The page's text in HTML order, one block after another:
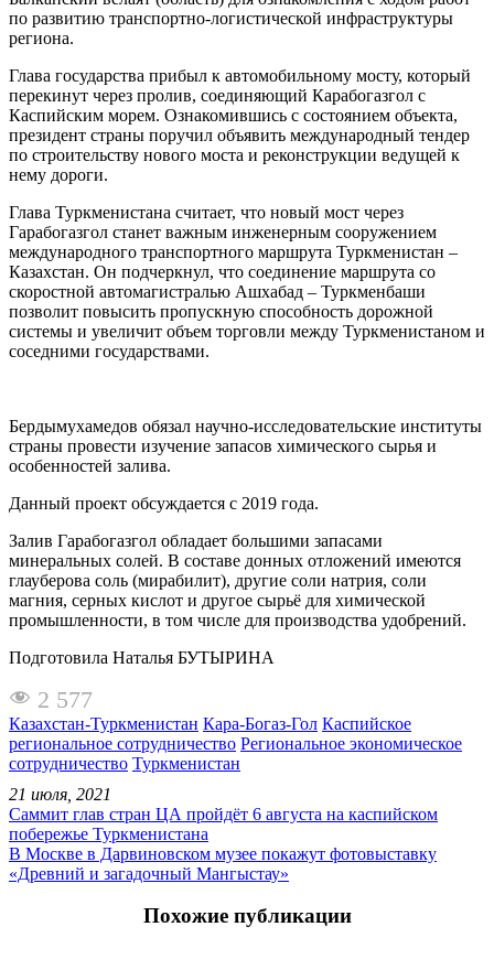
по развитию транспортно-логистической инфраструктуры
региона.
Глава государства прибыл к автомобильному мосту, который
перекинут через пролив, соединяющий Карабогазгол с
Каспийским морем. Ознакомившись с состоянием объекта,
президент страны поручил объявить международный тендер
по строительству нового моста и реконструкции ведущей к
нему дороги.
Глава Туркменистана считает, что новый мост через
Гарабогазгол станет важным инженерным сооружением
международного транспортного маршрута Туркменистан –
Казахстан. Он подчеркнул, что соединение маршрута со
скоростной автомагистралью Ашхабад – Туркменбаши
позволит повысить пропускную способность дорожной
системы и увеличит объем торговли между Туркменистаном и
соседними государствами.
Бердымухамедов обязал научно-исследовательские институты
страны провести изучение запасов химического сырья и
особенностей залива.
Данный проект обсуждается с 2019 года.
Залив Гарабогазгол обладает большими запасами
минеральных солей. В составе донных отложений имеются
глауберова соль (мирабилит), другие соли натрия, соли
магния, серных кислот и другое сырьё для химической
промышленности, в том числе для производства удобрений.
Подготовила Наталья БУТЫРИНА
2 577
Казахстан-Туркменистан Кара-Богаз-Гол Каспийское
региональное сотрудничество Региональное экономическое
сотрудничество Туркменистан
21 июля, 2021
Саммит глав стран ЦА пройдёт 6 августа на каспийском
побережье Туркменистана
В Москве в Дарвиновском музее покажут фотовыставку
«Древний и загадочный Мангыстау»
Похожие публикации